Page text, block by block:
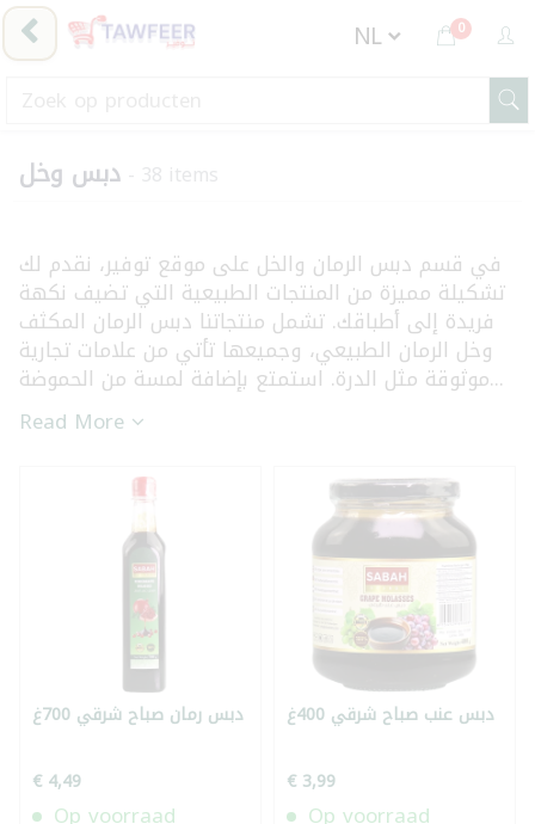
0
دبس وخل - 38 items
في قسم دبس الرمان والخل على موقع توفير، نقدم لك
تشكيلة مميزة من المنتجات الطبيعية التي تضيف نكهة
فريدة إلى أطباقك. تشمل منتجاتنا دبس الرمان المكثف
وخل الرمان الطبيعي، وجميعها تأتي من علامات تجارية
موثوقة مثل الدرة. استمتع بإضافة لمسة من الحموضة...
Read More
دبس رمان صباح شرقي 700غ
€ 4,49
Op voorraad
دبس عنب صباح شرقي 400غ
€ 3,99
Op voorraad